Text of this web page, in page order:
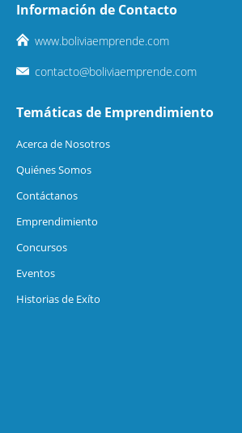
Información de Contacto
www.boliviaemprende.com
contacto@boliviaemprende.com
Temáticas de Emprendimiento
Acerca de Nosotros
Quiénes Somos
Contáctanos
Emprendimiento
Concursos
Eventos
Historias de Exíto